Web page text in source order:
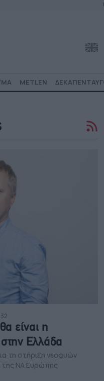
METLEN
είναι η
Ελλάδα
τη στήριξη νεοφυών
της ΝΑ Ευρώπης